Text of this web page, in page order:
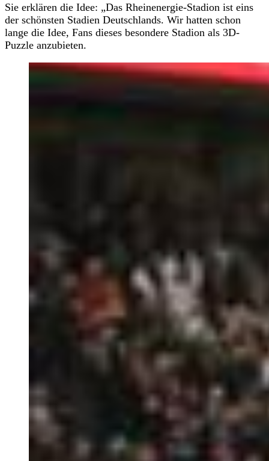
Sie erklären die Idee: „Das Rheinenergie-Stadion ist eins
der schönsten Stadien Deutschlands. Wir hatten schon
lange die Idee, Fans dieses besondere Stadion als 3D-
Puzzle anzubieten.